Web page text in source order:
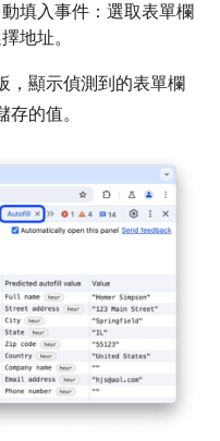
填入事件：選取表單欄
地址。
，顯示偵測到的表單欄
的值。